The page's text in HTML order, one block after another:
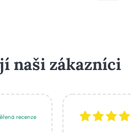
naši zákazníci
recenze